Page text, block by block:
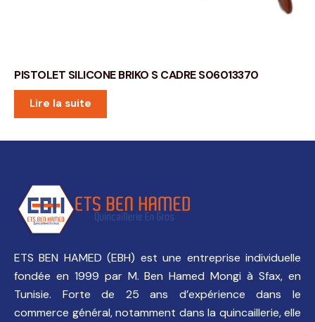
PISTOLET SILICONE BRIKO S CADRE S06013370
Lire la suite
ETS BEN HAMED (EBH) est une entreprise individuelle
fondée en 1999 par M. Ben Hamed Mongi à Sfax, en
Tunisie. Forte de 25 ans d’expérience dans le
commerce général, notamment dans la quincaillerie, elle